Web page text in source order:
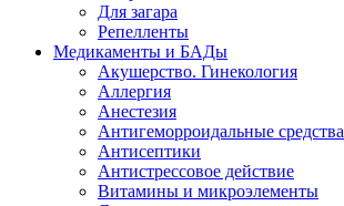
Для загара
Репелленты
Медикаменты и БАДы
Акушерство. Гинекология
Аллергия
Анестезия
Антигеморроидальные средства
Антисептики
Антистрессовое действие
Витамины и микроэлементы